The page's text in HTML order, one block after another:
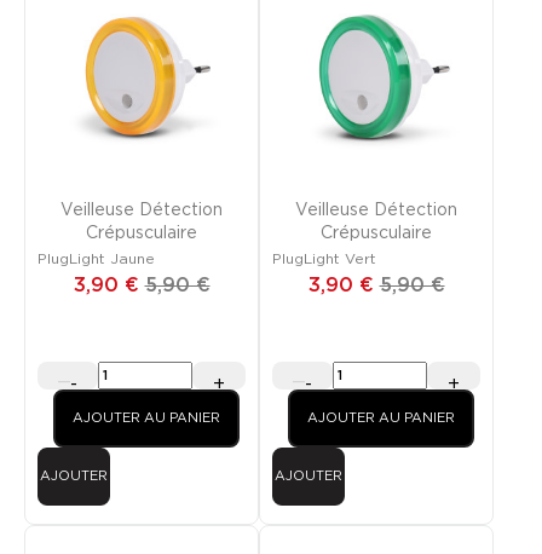
Veilleuse Détection
Crépusculaire
PlugLight Jaune
3,90 € 5,90 €
- +
AJOUTER AU PANIER
AJOUTER
Veilleuse Détection
Crépusculaire
PlugLight Vert
3,90 € 5,90 €
- +
AJOUTER AU PANIER
AJOUTER